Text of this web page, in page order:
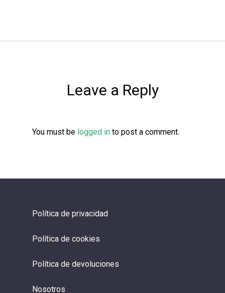
Leave a Reply
You must be logged in to post a comment.
Política de privacidad
Política de cookies
Política de devoluciones
Nosotros